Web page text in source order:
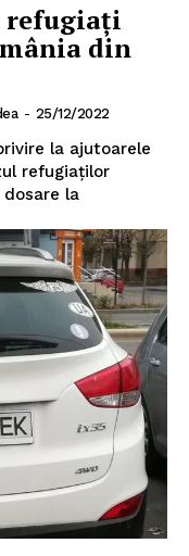
refugiați
din
- 25/12/2022
la ajutoarele
refugiaților
la